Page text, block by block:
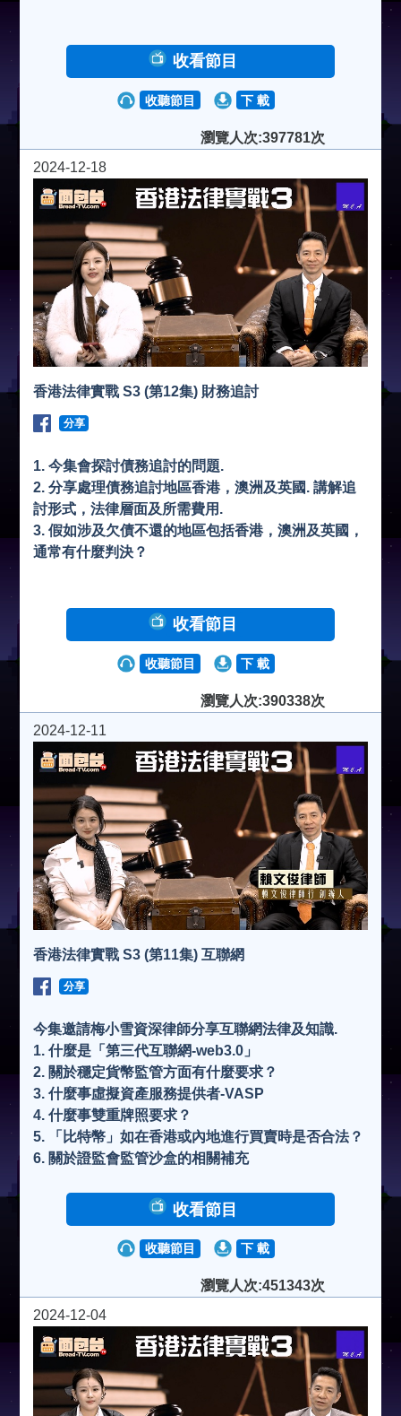
收看節目
收聽節目 下 載
瀏覽人次:397781次
2024-12-18
香港法律實戰 S3 (第12集) 財務追討
分享
1. 今集會探討債務追討的問題.
2. 分享處理債務追討地區香港，澳洲及英國. 講解追
討形式，法律層面及所需費用.
3. 假如涉及欠債不還的地區包括香港，澳洲及英國，
通常有什麼判決？
收看節目
收聽節目 下 載
瀏覽人次:390338次
2024-12-11
香港法律實戰 S3 (第11集) 互聯網
分享
今集邀請梅小雪資深律師分享互聯網法律及知識.
1. 什麼是「第三代互聯網-web3.0」
2. 關於穩定貨幣監管方面有什麼要求？
3. 什麼事虛擬資產服務提供者-VASP
4. 什麼事雙重牌照要求？
5. 「比特幣」如在香港或內地進行買賣時是否合法？
6. 關於證監會監管沙盒的相關補充
收看節目
收聽節目 下 載
瀏覽人次:451343次
2024-12-04